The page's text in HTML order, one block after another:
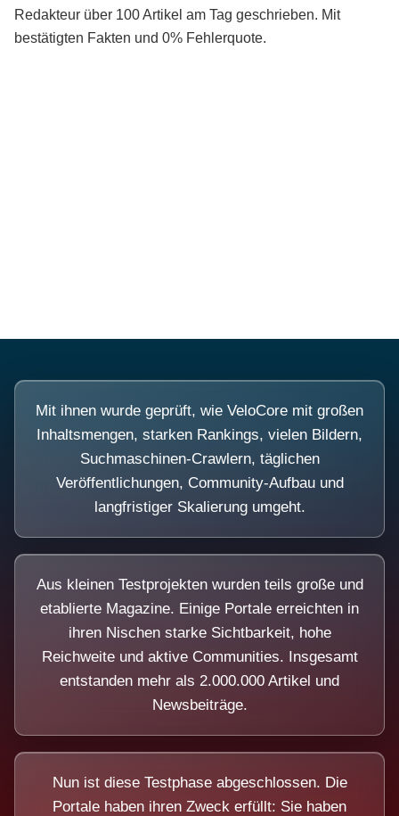
Redakteur über 100 Artikel am Tag geschrieben. Mit
bestätigten Fakten und 0% Fehlerquote.
Mit ihnen wurde geprüft, wie VeloCore mit großen
Inhaltsmengen, starken Rankings, vielen Bildern,
Suchmaschinen-Crawlern, täglichen
Veröffentlichungen, Community-Aufbau und
langfristiger Skalierung umgeht.
Aus kleinen Testprojekten wurden teils große und
etablierte Magazine. Einige Portale erreichten in
ihren Nischen starke Sichtbarkeit, hohe
Reichweite und aktive Communities. Insgesamt
entstanden mehr als 2.000.000 Artikel und
Newsbeiträge.
Nun ist diese Testphase abgeschlossen. Die
Portale haben ihren Zweck erfüllt: Sie haben